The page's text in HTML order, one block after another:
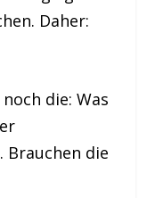
Daher:
die: Was
Brauchen die